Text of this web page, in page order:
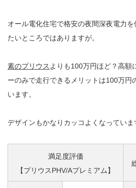
オール電化住宅で格安の夜間深夜電力
たいところではありますが。
素のプリウス よりも100万円ほど？高額
ーのみで走行できるメリットは100万円
います。
デザインもかなりカッコよくなっていま
満足度評価
【プリウスPHV/Aプレミアム】